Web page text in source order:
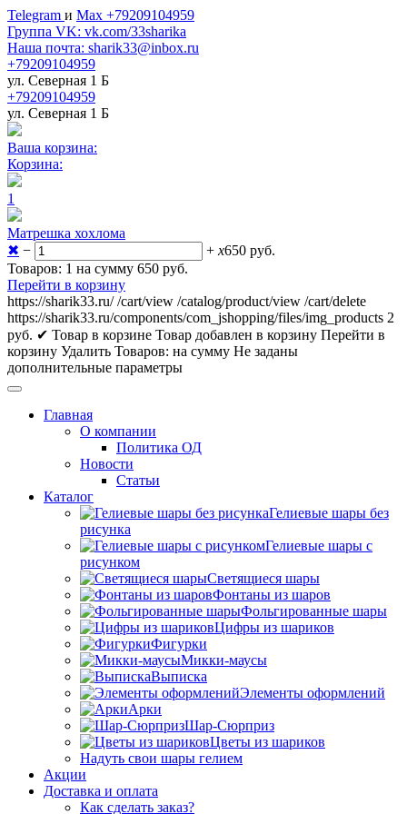
Telegram и Max +79209104959
Группа VK: vk.com/33sharika
Наша почта: sharik33@inbox.ru
+79209104959
ул. Северная 1 Б
+79209104959
ул. Северная 1 Б
Ваша корзина:
Корзина:
1
Матрешка хохлома
✖ − + x650 руб.
Товаров: 1 на сумму 650 руб.
Перейти в корзину
https://sharik33.ru/ /cart/view /catalog/product/view /cart/delete
https://sharik33.ru/components/com_jshopping/files/img_products 2
руб. ✔ Товар в корзине Товар добавлен в корзину Перейти в
корзину Удалить Товаров: на сумму Не заданы
дополнительные параметры
Главная
О компании
Политика ОД
Новости
Статьи
Каталог
Гелиевые шары без
рисунка
Гелиевые шары с
рисунком
Светящиеся шары
Фонтаны из шаров
Фольгированные шары
Цифры из шариков
Фигурки
Микки-маусы
Выписка
Элементы оформлений
Арки
Шар-Сюрприз
Цветы из шариков
Надуть свои шары гелием
Акции
Доставка и оплата
Как сделать заказ?